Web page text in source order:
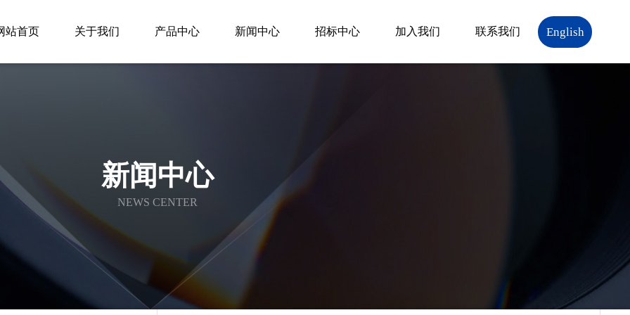
站首页 关于我们 产品中心 新闻中心 招标中心 加入我们 联系我们 English
新闻中心
NEWS CENTER